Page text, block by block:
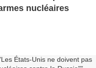
nucléaires